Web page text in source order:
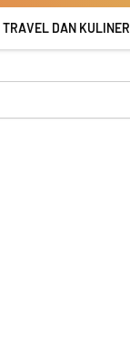
TRAVEL DAN KULINER